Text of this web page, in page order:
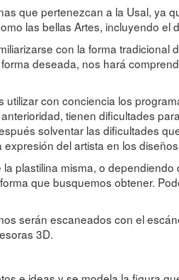
que pertenezcan a la Usal, ya
las bellas Artes, incluyendo
con la forma
deseada, nos hará
utilizar con conciencia los
tienen dificultades
solventar las dificultades
del artista en los
plastilina misma, o
que busquemos obtener.
serán escaneados con el
3D.